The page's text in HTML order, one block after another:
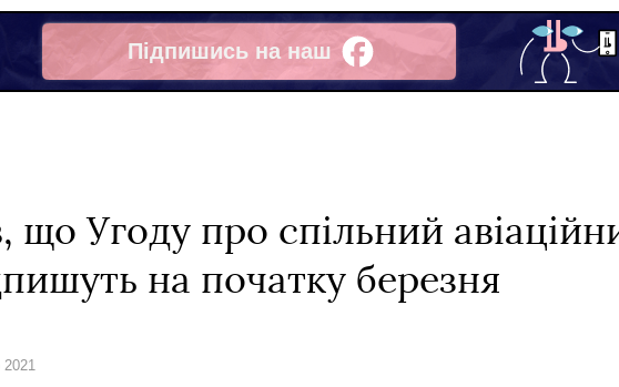
Підпишись на наш
Facebook
що Угоду про спільний
на початку березня